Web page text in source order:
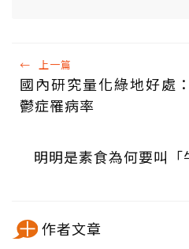
← 上一篇
國內研究量化綠地好處
鬱症罹病率
明明是素食為何要叫
作者文章